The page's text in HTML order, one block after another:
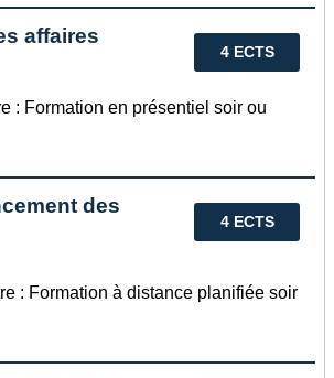
4 ECTS
affaires
: Formation en présentiel soir ou
4 ECTS
des
: Formation à distance planifiée soir